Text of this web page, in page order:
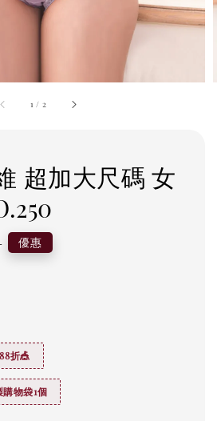
1 / 2
超加大尺碼 女
優惠
折🎪
物袋1個